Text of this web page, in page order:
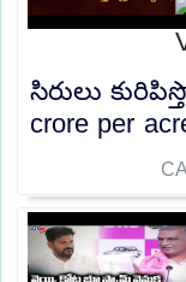
సిరులు
crore per